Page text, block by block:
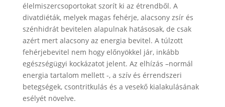
élelmiszercsoportokat szorít ki az étrendből. A
divatdiéták, melyek magas fehérje, alacsony zsír és
szénhidrát bevitelen alapulnak hatásosak, de csak
azért mert alacsony az energia bevitel. A túlzott
fehérjebevitel nem hogy előnyökkel jár, inkább
egészségügyi kockázatot jelent. Az elhízás –normál
energia tartalom mellett -, a szív és érrendszeri
betegségek, csontritkulás és a vesekő kialakulásának
esélyét növelve.